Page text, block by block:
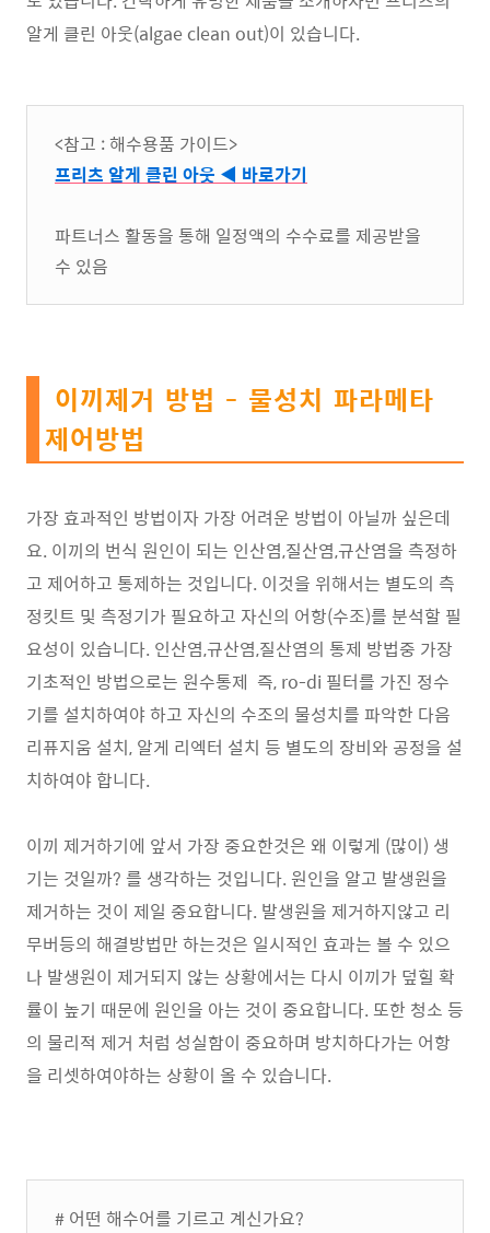
알게 클린 아웃(algae clean out)이 있습니다.
<참고 : 해수용품 가이드>
프리츠 알게 클린 아웃 ◀ 바로가기
파트너스 활동을 통해 일정액의 수수료를 제공받을
수 있음
이끼제거 방법 - 물성치 파라메타
제어방법
가장 효과적인 방법이자 가장 어려운 방법이 아닐까 싶은데
요. 이끼의 번식 원인이 되는 인산염,질산염,규산염을 측정하
고 제어하고 통제하는 것입니다. 이것을 위해서는 별도의 측
정킷트 및 측정기가 필요하고 자신의 어항(수조)를 분석할 필
요성이 있습니다. 인산염,규산염,질산염의 통제 방법중 가장
기초적인 방법으로는 원수통제 즉, ro-di 필터를 가진 정수
기를 설치하여야 하고 자신의 수조의 물성치를 파악한 다음
리퓨지움 설치, 알게 리엑터 설치 등 별도의 장비와 공정을 설
치하여야 합니다.
이끼 제거하기에 앞서 가장 중요한것은 왜 이렇게 (많이) 생
기는 것일까? 를 생각하는 것입니다. 원인을 알고 발생원을
제거하는 것이 제일 중요합니다. 발생원을 제거하지않고 리
무버등의 해결방법만 하는것은 일시적인 효과는 볼 수 있으
나 발생원이 제거되지 않는 상황에서는 다시 이끼가 덮힐 확
률이 높기 때문에 원인을 아는 것이 중요합니다. 또한 청소 등
의 물리적 제거 처럼 성실함이 중요하며 방치하다가는 어항
을 리셋하여야하는 상황이 올 수 있습니다.
# 어떤 해수어를 기르고 계신가요?